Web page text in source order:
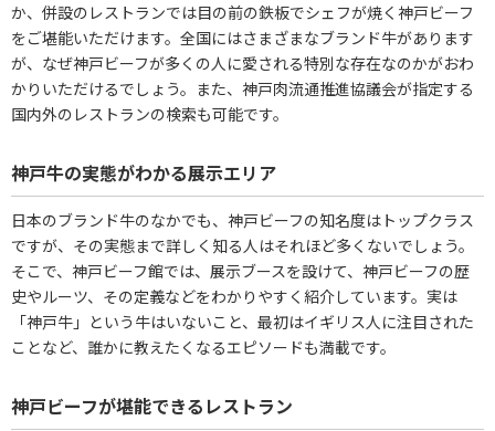
か、併設のレストランでは目の前の鉄板でシェフが焼く神戸ビーフ
をご堪能いただけます。全国にはさまざまなブランド牛があります
が、なぜ神戸ビーフが多くの人に愛される特別な存在なのかがおわ
かりいただけるでしょう。また、神戸肉流通推進協議会が指定する
国内外のレストランの検索も可能です。
神戸牛の実態がわかる展示エリア
日本のブランド牛のなかでも、神戸ビーフの知名度はトップクラス
ですが、その実態まで詳しく知る人はそれほど多くないでしょう。
そこで、神戸ビーフ館では、展示ブースを設けて、神戸ビーフの歴
史やルーツ、その定義などをわかりやすく紹介しています。実は
「神戸牛」という牛はいないこと、最初はイギリス人に注目された
ことなど、誰かに教えたくなるエピソードも満載です。
神戸ビーフが堪能できるレストラン